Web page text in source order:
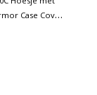
Case Cover